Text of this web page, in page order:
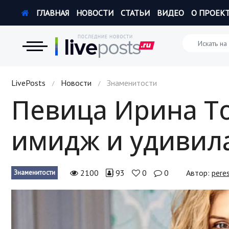
Новости
Экономика
Происшествия
Hi-Tech. Интернет
Россия
ГЛАВНАЯ НОВОСТИ СТАТЬИ ВИДЕО О
LivePosts / Новости / Знаменитости
Певица Ирина
имидж и
Знаменитости 2100 93 0 0 Автор: